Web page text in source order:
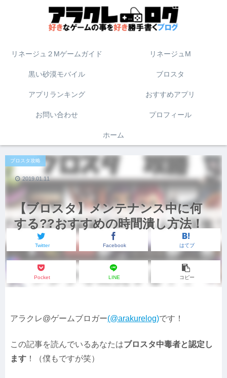
リネージュ２Mゲームガイド リネージュM
黒い砂漠モバイル ブロスタ
アプリランキング おすすめアプリ
お問い合わせ プロフィール
ホーム
【ブロスタ】メンテナンス中に何
する??おすすめの時間潰し方法！
ブロスタ攻略
Twitter Facebook はてブ
Pocket LINE コピー
2019.01.11
アラクレ@ゲームブロガー(@arakurelog)です！
この記事を読んでいるあなたはブロスタ中毒者と認定し
ます ！（僕もですが笑）